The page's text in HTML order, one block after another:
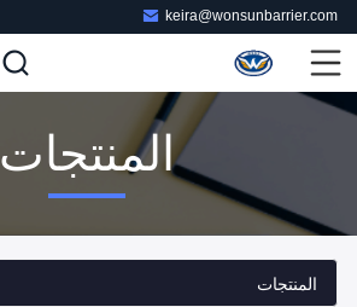
keira@wonsunbarrier.com
المنتجات
المنتجات